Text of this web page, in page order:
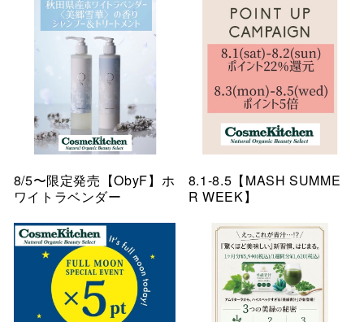
8/5〜限定発売【ObyF】ホ
ワイトラベンダー
8.1-8.5【MASH SUMME
R WEEK】